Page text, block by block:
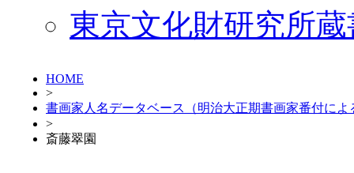
東京文化財研究所
HOME
>
書画家人名データベース（明治大正期書画家番付によ
>
斎藤翠園